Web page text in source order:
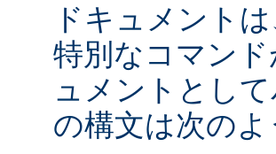
ドキュメント
特別なコマン
ュメントとし
の構文は次の